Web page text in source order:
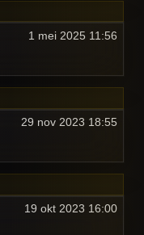
1 mei 2025 11:56
29 nov 2023 18:55
19 okt 2023 16:00